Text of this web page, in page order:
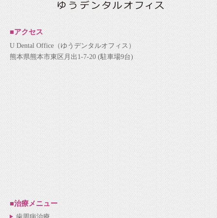
■アクセス
U Dental Office（ゆうデンタルオフィス）
熊本県熊本市東区月出1-7-20 (駐車場9台)
■治療メニュー